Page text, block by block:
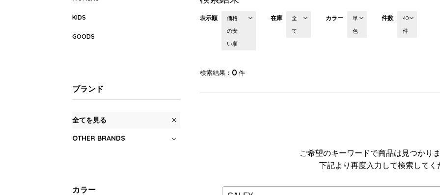
表示順
価格
の安
い順
在庫
全
て
カラー
単
色
件数
40
件
検索結果 0 件
ご希望のキーワードで商品は見つかり
下記より再度入力して検索してく
KIDS
GOODS
ブランド
全てを見る
OTHER BRANDS
カラー